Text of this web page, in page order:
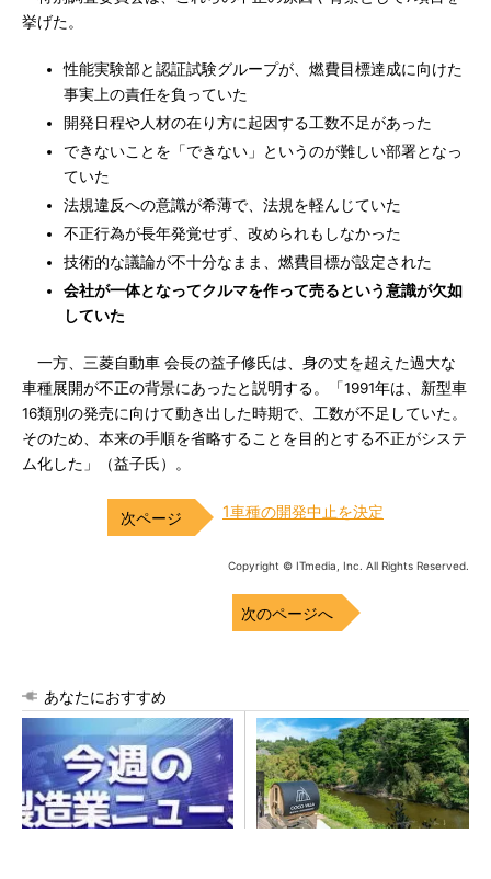
挙げた。
性能実験部と認証試験グループが、燃費目標達成に向けた
事実上の責任を負っていた
開発日程や人材の在り方に起因する工数不足があった
できないことを「できない」というのが難しい部署となっ
ていた
法規違反への意識が希薄で、法規を軽んじていた
不正行為が長年発覚せず、改められもしなかった
技術的な議論が不十分なまま、燃費目標が設定された
会社が一体となってクルマを作って売るという意識が欠如
していた
一方、三菱自動車 会長の益子修氏は、身の丈を超えた過大な
車種展開が不正の背景にあったと説明する。「1991年は、新型車
16類別の発売に向けて動き出した時期で、工数が不足していた。
そのため、本来の手順を省略することを目的とする不正がシステ
ム化した」（益子氏）。
1車種の開発中止を決定
Copyright © ITmedia, Inc. All Rights Reserved.
次のページへ
あなたにおすすめ